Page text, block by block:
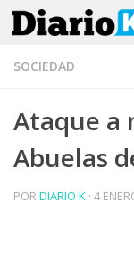
Saltar al
SOCIEDAD
Ataque a
Abuelas
PORDIARIO K · 4